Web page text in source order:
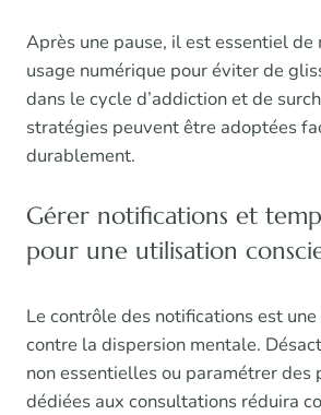
Après une pause, il est essentiel de
usage numérique pour éviter de
dans le cycle d’addiction et de
stratégies peuvent être adoptées
durablement.
Gérer notifications et
pour une utilisation
Le contrôle des notifications est
contre la dispersion mentale.
non essentielles ou paramétrer des
dédiées aux consultations réduira